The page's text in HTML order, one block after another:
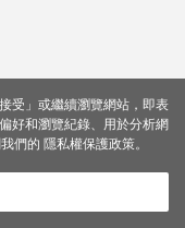
受」或繼續瀏覽網站，即表
好和瀏覽紀錄、用於分析網
們的 隱私權保護政策。